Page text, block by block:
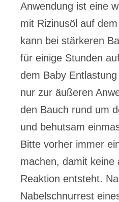
Anwendung ist eine
mit Rizinusöl auf
kann bei stärkeren
für einige Stunden
dem Baby
nur zur äußeren
den Bauch rund um
und behutsam
Bitte vorher immer
machen, damit keine
Reaktion entsteht.
Nabelschnurrest